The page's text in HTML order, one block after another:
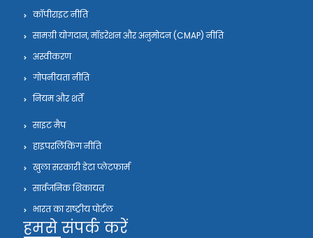
कॉपीराइट नीति
सामग्री योगदान, मॉडरेशन और अनुमोदन (CMAP) नीति
अस्वीकरण
गोपनीयता नीति
नियम और शर्तें
साइट मैप
हाइपरलिंकिंग नीति
खुला सरकारी डेटा प्लेटफार्म
सार्वजनिक शिकायत
भारत का राष्ट्रीय पोर्टल
हमसे संपर्क करें